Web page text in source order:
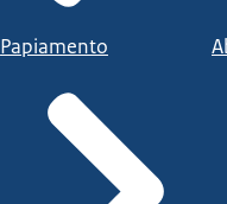
Papiamento